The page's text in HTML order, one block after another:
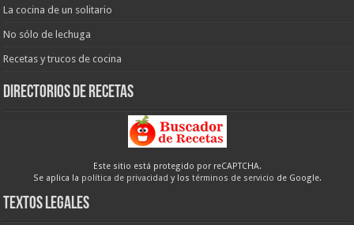
La cocina de un solitario
No sólo de lechuga
Recetas y trucos de cocina
Directorios de recetas
Este sitio está protegido por reCAPTCHA.
Se aplica la política de privacidad y los términos de servicio de Google.
Textos legales